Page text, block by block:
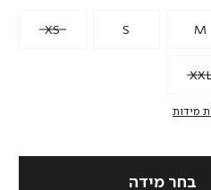
XS S M
XXL
מידות